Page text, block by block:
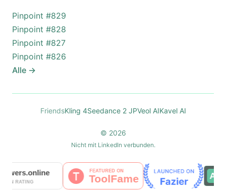
Pinpoint #829
Pinpoint #828
Pinpoint #827
Pinpoint #826
Alle →
FriendsKling 4Seedance 2 JPVeol AIKavel AI
© 2026
Nicht mit LinkedIn verbunden.